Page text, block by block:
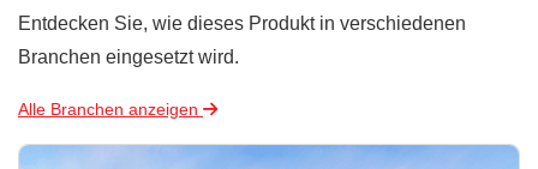
Entdecken Sie, wie dieses Produkt in verschiedenen
Branchen eingesetzt wird.
Alle Branchen anzeigen